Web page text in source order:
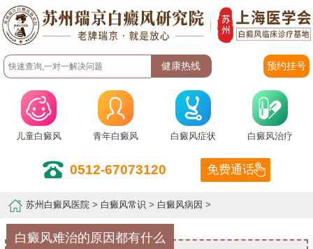
预约挂号
儿童白癜风 青年白癜风 白癜风症状 白癜风治疗
0512-67073120 免费通话
苏州白癜风医院 > 白癜风常识 > 白癜风病因 >
白癜风难治的原因都有什么